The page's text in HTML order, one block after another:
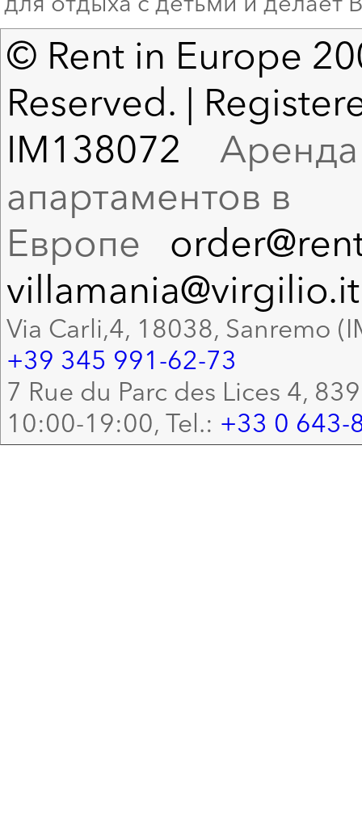
© Rent in Europe
Reserved. |
IM138072 Аренда
апартаментов в
Европе
villamania@virgilio.it
Via Carli,4, 18038, Sanremo
+39 345 991-62-73
7 Rue du Parc des Lices 4,
10:00-19:00, Tel.: +33 0 643-